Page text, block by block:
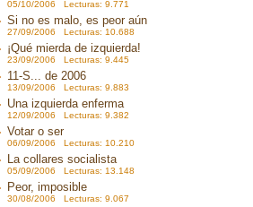
05/10/2006 Lecturas: 9.771
Si no es malo, es peor aún
27/09/2006 Lecturas: 10.688
¡Qué mierda de izquierda!
23/09/2006 Lecturas: 9.445
11-S... de 2006
13/09/2006 Lecturas: 9.883
Una izquierda enferma
12/09/2006 Lecturas: 9.382
Votar o ser
06/09/2006 Lecturas: 10.210
La collares socialista
05/09/2006 Lecturas: 13.148
Peor, imposible
30/08/2006 Lecturas: 9.067